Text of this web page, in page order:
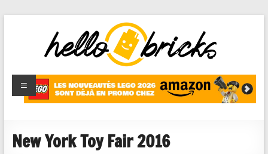
HelloBricks
Blog LEGO,
nouveaut�s
reviews
New York Toy Fair 2016